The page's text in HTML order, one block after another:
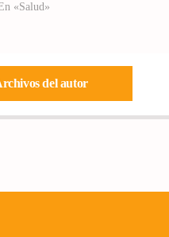
«Salud»
del autor